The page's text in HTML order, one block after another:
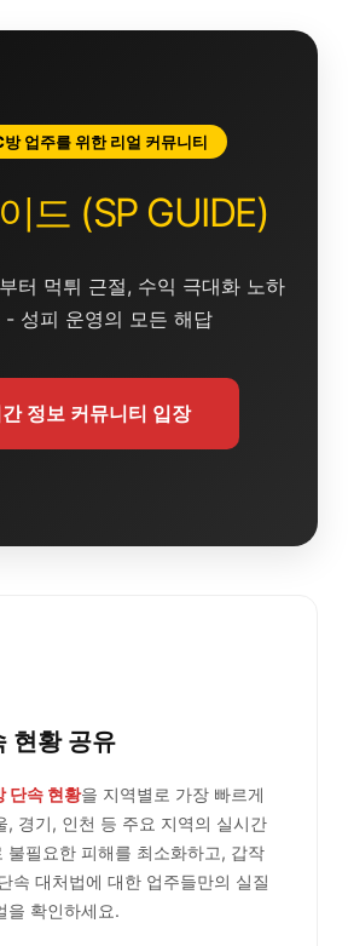
업주를 위한 리얼 커뮤니티
드 (SP GUIDE)
터 먹튀 근절, 수익 극대화 노하
- 성피 운영의 모든 해답
정보 커뮤니티 입장
현황 공유
단속 현황을 지역별로 가장 빠르게
, 경기, 인천 등 주요 지역의 실시간
불필요한 피해를 최소화하고, 갑작
속 대처법에 대한 업주들만의 실질
을 확인하세요.